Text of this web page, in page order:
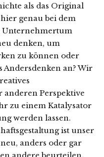
als das Original
genau bei dem
Unternehmertum
denken, um
zu können oder
Andersdenken an? Wir
Perspektive
zu einem Katalysator
werden lassen.
ist unser
anders oder gar